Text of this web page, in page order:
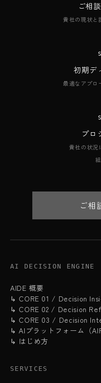
ご相
貴社の現状と
初期デ
最適なアプロ
プロ
貴社の状況
ご相
AI DECISION ENGINE
AIDE 概要
↳ CORE 01 / Decision
↳ CORE 02 / Decision
↳ CORE 03 / Decision
↳ AIプラットフォーム（AIP
↳ はじめ方
SERVICES